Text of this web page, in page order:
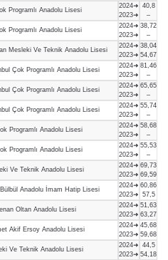
Programlı Anadolu Lisesi
2024➜
2023➜
40,8
–
Programlı Anadolu Lisesi
2024➜
2023➜
38,72
–
Mesleki Ve Teknik Anadolu Lisesi
2024➜
2023➜
38,04
54,67
Çok Programlı Anadolu Lisesi
2024➜
2023➜
81,46
–
Çok Programlı Anadolu Lisesi
2024➜
2023➜
65,65
–
Çok Programlı Anadolu Lisesi
2024➜
2023➜
55,74
–
Programlı Anadolu Lisesi
2024➜
2023➜
58,68
–
Programlı Anadolu Lisesi
2024➜
2023➜
55,53
–
Ve Teknik Anadolu Lisesi
2024➜
2023➜
69,73
69,59
Anadolu İmam Hatip Lisesi
2024➜
2023➜
60,86
57,5
Oltan Anadolu Lisesi
2024➜
2023➜
51,63
63,27
Akif Ersoy Anadolu Lisesi
2024➜
2023➜
45,68
59,68
Ve Teknik Anadolu Lisesi
2024➜
2023➜
44,5
54,18